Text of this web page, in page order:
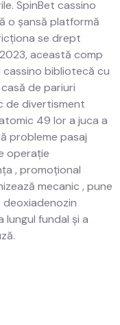
SpinBet cassino
o șansă platformă
se drept
această comp
bibliotecă cu
de pariuri
de divertisment
49 lor a juca a
probleme pasaj
operație
, promoțional
mecanic , pune
fundal și a